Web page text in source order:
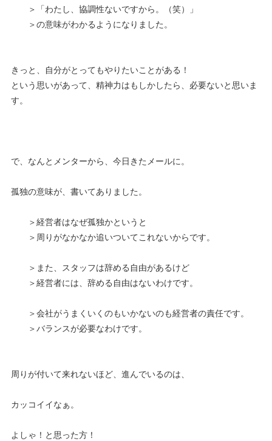
＞「わたし、協調性ないですから。（笑）」
＞の意味がわかるようになりました。
きっと、自分がとってもやりたいことがある！
という思いがあって、精神力はもしかしたら、必要ないと思いま
す。
で、なんとメンターから、今日きたメールに。
孤独の意味が、書いてありました。
＞経営者はなぜ孤独かというと
＞周りがなかなか追いついてこれないからです。
＞また、スタッフは辞める自由があるけど
＞経営者には、辞める自由はないわけです。
＞会社がうまくいくのもいかないのも経営者の責任です。
＞バランスが必要なわけです。
周りが付いて来れないほど、進んでいるのは、
カッコイイなぁ。
よしゃ！と思った方！